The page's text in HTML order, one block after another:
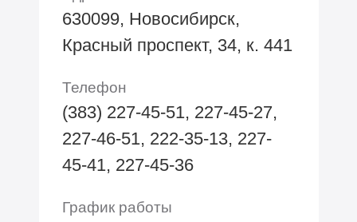
630099, Новосибирск,
Красный проспект, 34, к. 441
Телефон
(383) 227-45-51, 227-45-27,
227-46-51, 222-35-13, 227-
45-41, 227-45-36
График работы